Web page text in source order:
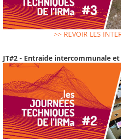
>> REVOIR LES
JT#2 - Entraide intercommunale